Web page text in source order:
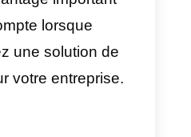
clientèle et de gérer
les informations,
et les processus de
Il est extrêmement